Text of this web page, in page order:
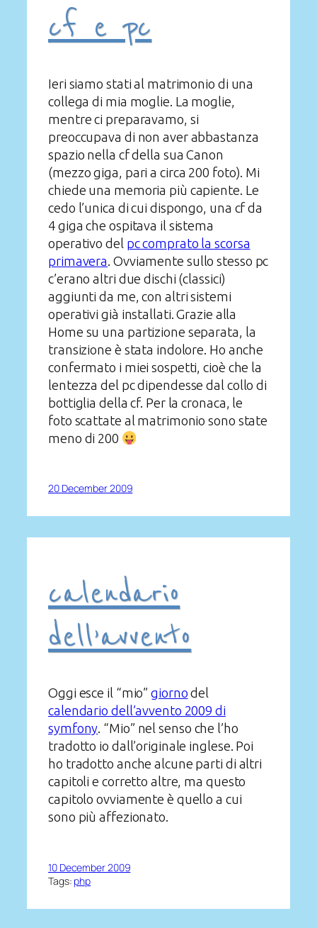
cf e pc
Ieri siamo stati al matrimonio di una
collega di mia moglie. La moglie,
mentre ci preparavamo, si
preoccupava di non aver abbastanza
spazio nella cf della sua Canon
(mezzo giga, pari a circa 200 foto). Mi
chiede una memoria più capiente. Le
cedo l’unica di cui dispongo, una cf da
4 giga che ospitava il sistema
operativo del pc comprato la scorsa
primavera . Ovviamente sullo stesso pc
c’erano altri due dischi (classici)
aggiunti da me, con altri sistemi
operativi già installati. Grazie alla
Home su una partizione separata, la
transizione è stata indolore. Ho anche
confermato i miei sospetti, cioè che la
lentezza del pc dipendesse dal collo di
bottiglia della cf. Per la cronaca, le
foto scattate al matrimonio sono state
meno di 200
20 December 2009
calendario
dell’avvento
Oggi esce il “mio”giorno del
calendario dell’avvento 2009 di
symfony. “Mio” nel senso che l’ho
tradotto io dall’originale inglese. Poi
ho tradotto anche alcune parti di altri
capitoli e corretto altre, ma questo
capitolo ovviamente è quello a cui
sono più affezionato.
10 December 2009
Tags: php